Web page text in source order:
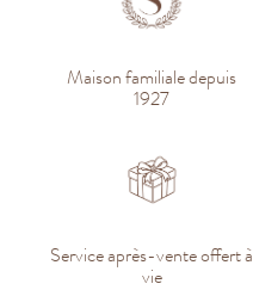
Maison familiale depuis
1927
Service après-vente offert à
vie